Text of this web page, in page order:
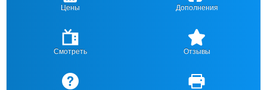
Цены Дополнения
Смотреть Отзывы